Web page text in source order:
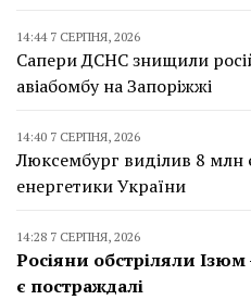
14:44 7 СЕРПНЯ, 2026
Сапери ДСНС знищили
авіабомбу на Запоріжжі
14:40 7 СЕРПНЯ, 2026
Люксембург виділив 8 млн
енергетики України
14:28 7 СЕРПНЯ, 2026
Росіяни обстріляли
є постраждалі